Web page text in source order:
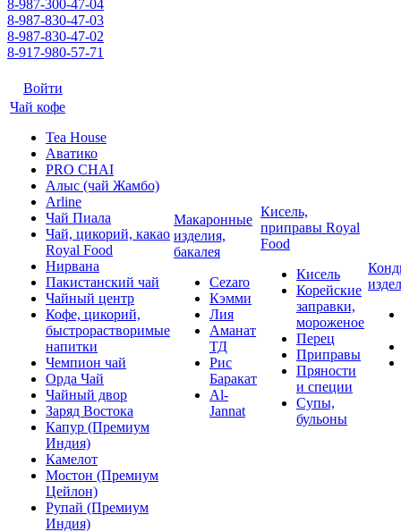
8-987-300-47-04
8-987-830-47-03
8-987-830-47-02
8-917-980-57-71
Войти
Чай кофе
Tea House
Аватико
PRO CHAI
Алыс (чай Жамбо)
Arline
Чай Пиала
Чай, цикорий, какао
Royal Food
Нирвана
Пакистанский чай
Чайный центр
Кофе, цикорий,
быстрорастворимые
напитки
Чемпион чай
Орда Чай
Чайный двор
Заряд Востока
Капур (Премиум
Индия)
Камелот
Мостон (Премиум
Цейлон)
Рупай (Премиум
Индия)
Макаронные
изделия,
бакалея
Cezaro
Кэмми
Лия
Аманат
ТД
Рис
Баракат
Al-
Jannat
Кисель,
приправы Royal
Food
Кисель
Корейские
заправки,
мороженое
Перец
Приправы
Пряности
и специи
Супы,
бульоны